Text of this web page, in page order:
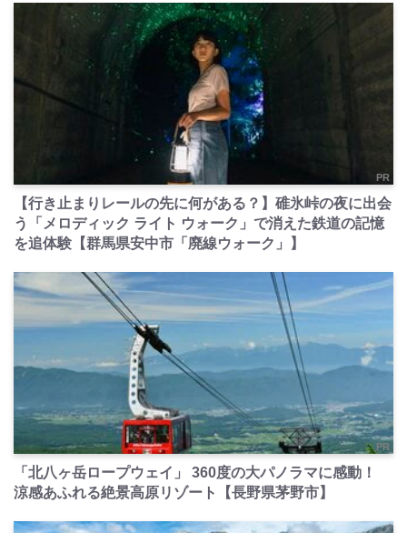
PR
【行き止まりレールの先に何がある？】碓氷峠の夜に出会
う「メロディック ライト ウォーク」で消えた鉄道の記憶
を追体験【群馬県安中市「廃線ウォーク」】
PR
「北八ヶ岳ロープウェイ」 360度の大パノラマに感動！
涼感あふれる絶景高原リゾート【長野県茅野市】